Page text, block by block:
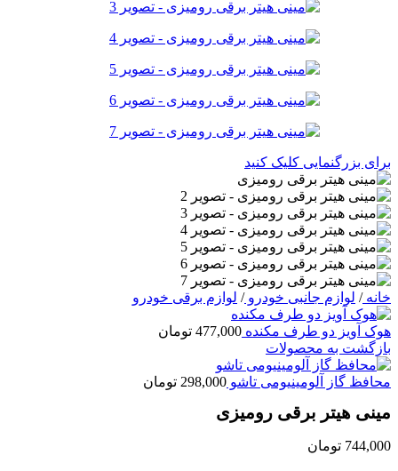
برای بزرگنمایی کلیک کنید
خانه/ لوازم جانبی خودرو/ لوازم برقی خودرو
هوک آویز دو طرف مکنده 477,000 تومان
بازگشت به محصولات
محافظ گاز آلومینیومی تاشو 298,000 تومان
مینی هیتر برقی رومیزی
744,000 تومان